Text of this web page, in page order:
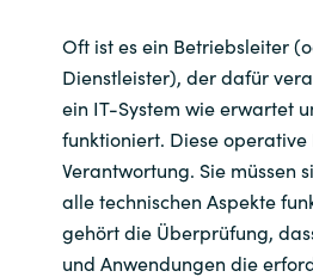
Oft ist es ein Betriebsleiter
Dienstleister), der dafür
ein IT-System wie erwartet
funktioniert. Diese
Verantwortung. Sie müssen
alle technischen Aspekte
gehört die Überprüfung,
und Anwendungen die